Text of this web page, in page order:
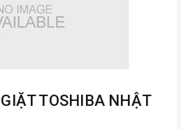
TOSHIBA NHẬT